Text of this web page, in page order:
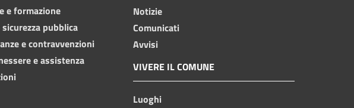
e formazione
pubblica
e contravvenzioni
e assistenza
Notizie
Comunicati
Avvisi
VIVERE IL COMUNE
Luoghi